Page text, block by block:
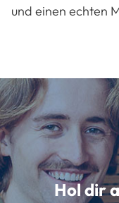
und einen echten
Hol dir